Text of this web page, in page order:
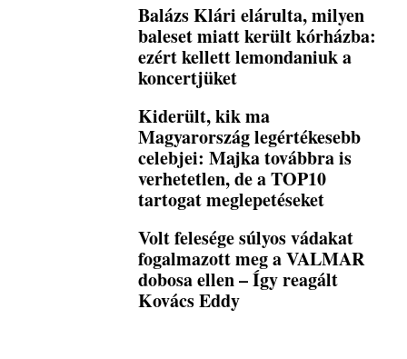
Balázs Klári elárulta, milyen
baleset miatt került kórházba:
ezért kellett lemondaniuk a
koncertjüket
Kiderült, kik ma
Magyarország legértékesebb
celebjei: Majka továbbra is
verhetetlen, de a TOP10
tartogat meglepetéseket
Volt felesége súlyos vádakat
fogalmazott meg a VALMAR
dobosa ellen – Így reagált
Kovács Eddy